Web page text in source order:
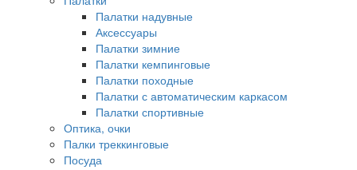
Палатки надувные
Аксессуары
Палатки зимние
Палатки кемпинговые
Палатки походные
Палатки с автоматическим каркасом
Палатки спортивные
Оптика, очки
Палки треккинговые
Посуда